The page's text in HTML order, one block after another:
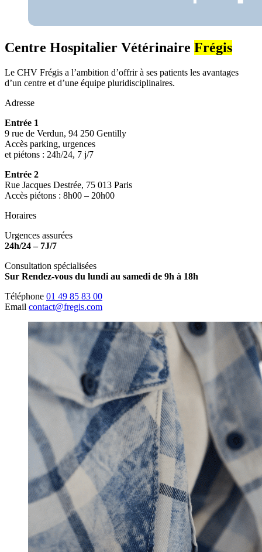
Centre Hospitalier Vétérinaire Frégis
Le CHV Frégis a l’ambition d’offrir à ses patients les avantages
d’un centre et d’une équipe pluridisciplinaires.
Adresse
Entrée 1
9 rue de Verdun, 94 250 Gentilly
Accès parking, urgences
et piétons : 24h/24, 7 j/7
Entrée 2
Rue Jacques Destrée, 75 013 Paris
Accès piétons : 8h00 – 20h00
Horaires
Urgences assurées
24h/24 – 7J/7
Consultation spécialisées
Sur Rendez-vous du lundi au samedi de 9h à 18h
Téléphone 01 49 85 83 00
Email contact@fregis.com